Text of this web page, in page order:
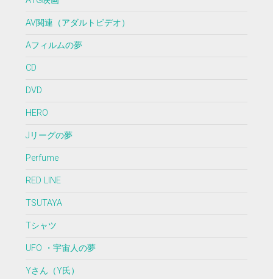
AV関連（アダルトビデオ）
Aフィルムの夢
CD
DVD
HERO
Jリーグの夢
Perfume
RED LINE
TSUTAYA
Tシャツ
UFO ・宇宙人の夢
Yさん（Y氏）